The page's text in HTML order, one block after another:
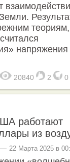
теориям,
напряжения
20840 2 0
работают
из
22 Марта 2025 в